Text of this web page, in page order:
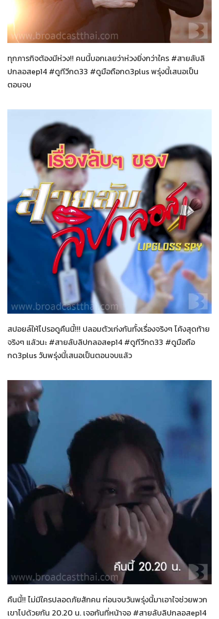
26-11-2565 สายลับลิปกลอส
ทุกภารกิจต้องมีห่วง!! คนนี้บอกเลยว่าห่วงยิ่งกว่าใคร #สายลับลิ
ปกลอสep14 #ดูทีวีกด33 #ดูมือถือกด3plus พรุ่งนี้เสนอเป็น
ตอนจบ
26-11-2565 สายลับลิปกลอส
สปอยล์ให้ไปรอดูคืนนี้!!! ปลอมตัวเก่งกันทั้งเรื่องจริงๆ โค้งสุดท้าย
จริงๆ แล้วนะ #สายลับลิปกลอสep14 #ดูทีวีกด33 #ดูมือถือ
กด3plus วันพรุ่งนี้เสนอเป็นตอนจบแล้ว
26-11-2565 สายลับลิปกลอส
คืนนี้!! ไม่มีใครปลอดภัยสักคน ก่อนจบวันพรุ่งนี้มาเอาใจช่วยพวก
เขาไปด้วยกัน 20.20 น. เจอกันที่หน้าจอ #สายลับลิปกลอสep14